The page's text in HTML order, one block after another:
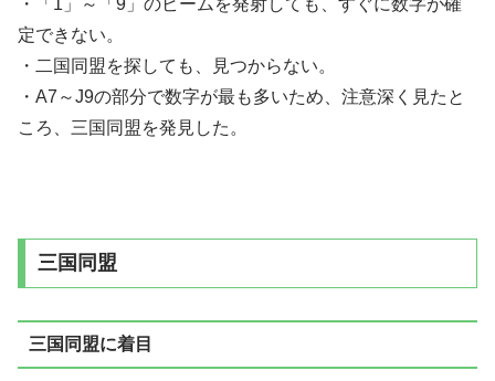
・「1」～「9」のビームを発射しても、すぐに数字が確
定できない。
・二国同盟を探しても、見つからない。
・A7～J9の部分で数字が最も多いため、注意深く見たと
ころ、三国同盟を発見した。
三国同盟
三国同盟に着目